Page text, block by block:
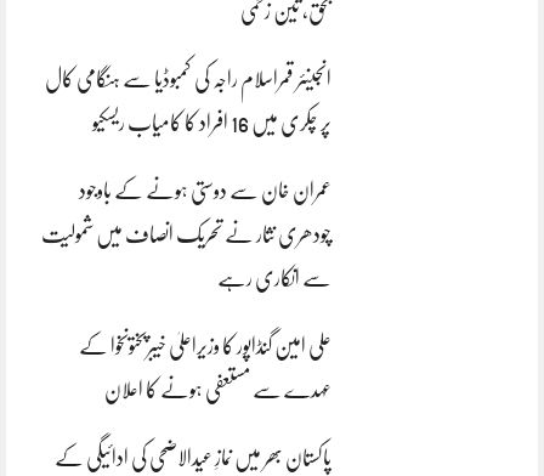
بحق، تین زخمی
انجینئر قمراسلام راجہ کی کمبوڈیا سے ہنگامی کال
پر چکری میں 16 افراد کا کامیاب ریسکیو
عمران خان سے دوستی ہونے کے باوجود
چودھری نثار نے تحریک انصاف میں شمولیت
سے انکاری رہے
علی امین گنڈاپور کا وزیراعلیٰ خیبرپختونخوا کے
عہدے سے مستعفی ہونے کا اعلان
پاکستان بھر میں نمازِ عیدالاضحی کی ادائیگی کے